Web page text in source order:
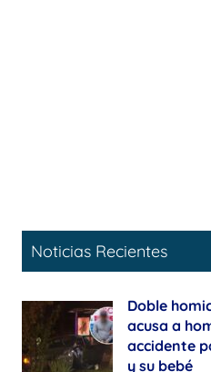
Noticias Recientes
Doble
acusa a
accidente
y su bebé